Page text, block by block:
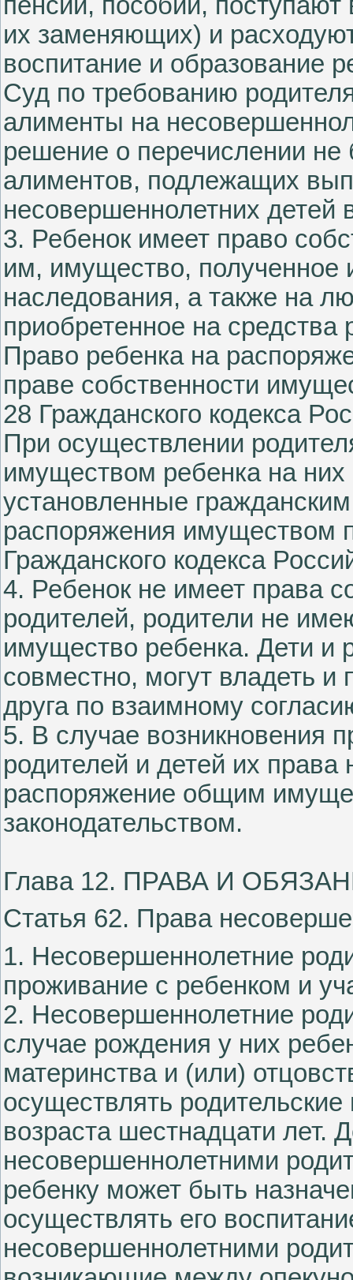
их заменяющих) и
воспитание и образование
Суд по требованию
алименты на
решение о перечислении
алиментов, подлежащих
несовершеннолетних детей
3. Ребенок имеет право
им, имущество, полученное
наследования, а также на
приобретенное на средства
Право ребенка на
праве собственности
28 Гражданского кодекса
При осуществлении
имуществом ребенка на
установленные
распоряжения имуществом
Гражданского кодекса
4. Ребенок не имеет права
родителей, родители не
имущество ребенка. Дети и
совместно, могут владеть
друга по взаимному
5. В случае возникновения
родителей и детей их
распоряжение общим
законодательством.
Глава 12. ПРАВА И
Статья 62. Права
1. Несовершеннолетние
проживание с ребенком и
2. Несовершеннолетние
случае рождения у них
материнства и (или)
осуществлять
возраста шестнадцати лет.
несовершеннолетними
ребенку может быть
осуществлять его
несовершеннолетними